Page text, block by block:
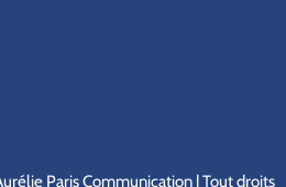
Paris Communication | Tout droits